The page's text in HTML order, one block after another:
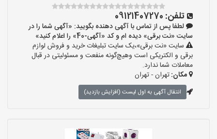
تلفن: 09121407270
لطفا پس از تماس با آگهی دهنده بگویید: «آگهی شما را در
سایت «نت برقی» دیده ام و کد «آگهی-40» را اعلام کنید»
سایت «نت برقی»،یک سایت تبلیغات خرید و فروش لوازم
برقی و الکتریکی است وهیچ‌گونه منفعت و مسئولیتی در قبال
معاملات شما ندارد.
مکان:تهران - تهران
انتقال آگهی به اول لیست (افزایش بازدید)